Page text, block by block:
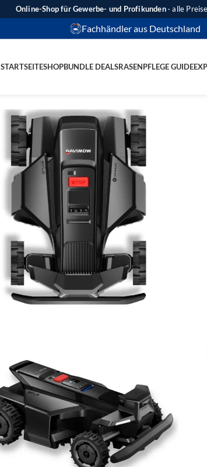
Online-Shop für Gewerbe- und Profikunden· alle
Fachhändler aus Deutschland
STARTSEITESHOPBUNDLE DEALSRASENPFLEGE GUIDE